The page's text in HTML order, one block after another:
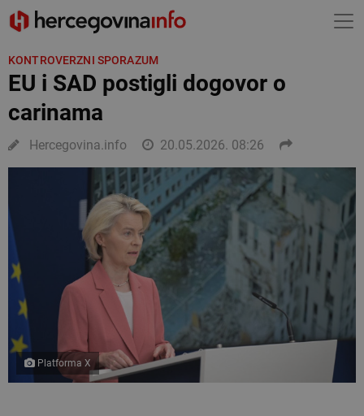
KONTROVERZNI SPORAZUM
EU i SAD postigli dogovor o
carinama
Hercegovina.info 20.05.2026. 08:26
Platforma X